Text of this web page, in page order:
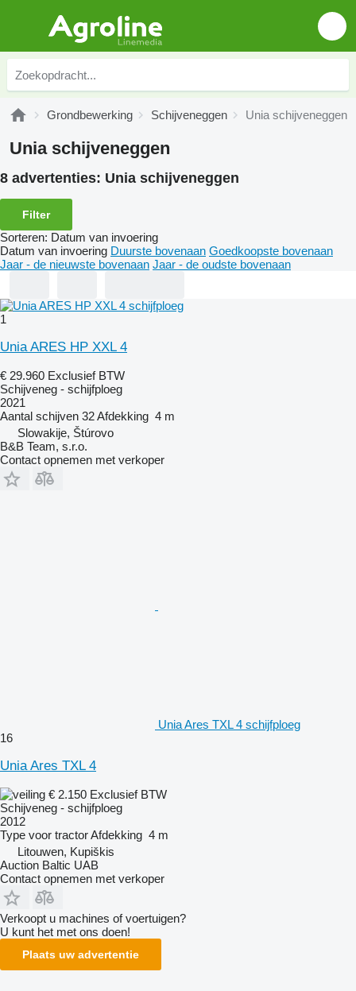
Grondbewerking Schijveneggen Unia schijveneggen
Unia schijveneggen
8 advertenties: Unia schijveneggen
Filter
Sorteren: Datum van invoering
Datum van invoering Duurste bovenaan Goedkoopste bovenaan
Jaar - de nieuwste bovenaan Jaar - de oudste bovenaan
1
Unia ARES HP XXL 4
€ 29.960 Exclusief BTW
Schijveneg - schijfploeg
2021
Aantal schijven 32Afdekking 4 m
Slowakije, Štúrovo
B&B Team, s.r.o.
Contact opnemen met verkoper
Unia Ares TXL 4 schijfploeg
16
Unia Ares TXL 4
€ 2.150 Exclusief BTW
Schijveneg - schijfploeg
2012
Type voor tractorAfdekking 4 m
Litouwen, Kupiškis
Auction Baltic UAB
Contact opnemen met verkoper
Verkoopt u machines of voertuigen?
U kunt het met ons doen!
Plaats uw advertentie